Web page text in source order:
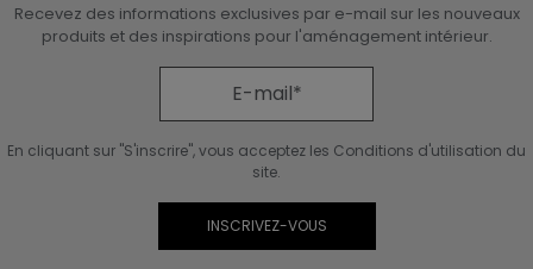
Recevez des informations exclusives par e-mail sur les nouveaux
produits et des inspirations pour l'aménagement intérieur.
En cliquant sur "S'inscrire", vous acceptez les Conditions d'utilisation du
site.